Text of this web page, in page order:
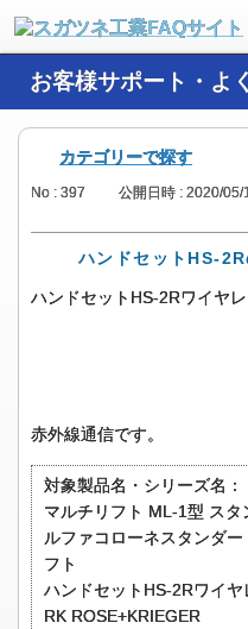
お客様サポート・よ
カテゴリーで探す
No : 397 公開日時 : 2020/05/
ハンドセットHS-
ハンドセットHS-2Rワイヤ
赤外線通信です。
対象製品名・シリーズ名：
マルチリフト ML-1型 ス
ルファコローネスタンダ
フト
ハンドセットHS-2Rワイヤ
RK ROSE+KRIEGER